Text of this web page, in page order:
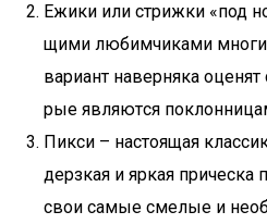
Ежи­ки или стриж­ки «под
щи­ми любим­чи­ка­ми
вари­ант навер­ня­ка
рые явля­ют­ся
Пик­си – насто­я­щая
дерз­кая и яркая при­чес­ка
свои самые сме­лые и